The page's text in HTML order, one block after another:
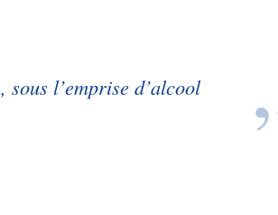
l’emprise d’alcool